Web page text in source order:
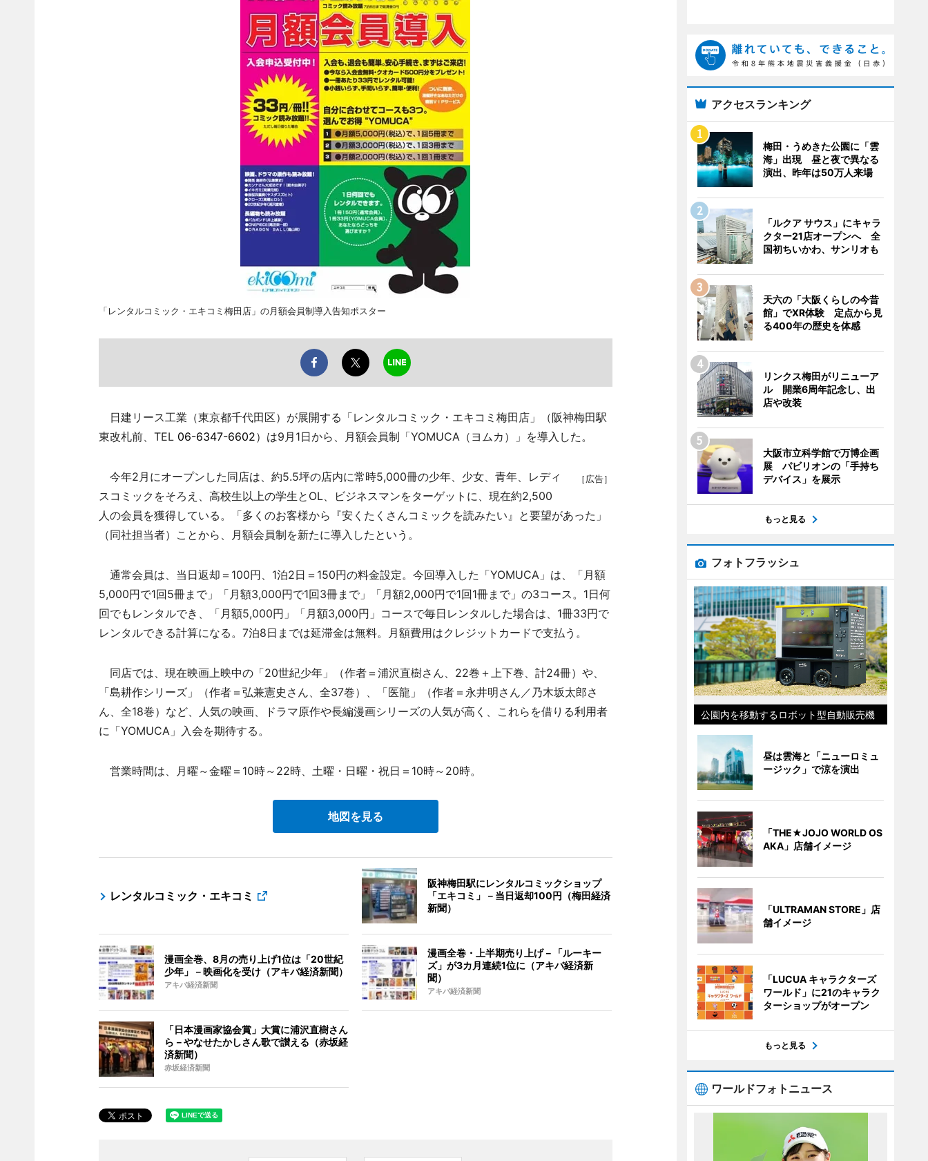
「レンタルコミック・エキコミ梅田店」の月額会員制導入告知ポスター
日建リース工業（東京都千代田区）が展開する「レンタルコミック・エキコミ梅田店」（阪神梅田駅
東改札前、TEL 06-6347-6602）は9月1日から、月額会員制「YOMUCA（ヨムカ）」を導入した。
［広告］
今年2月にオープンした同店は、約5.5坪の店内に常時5,000冊の少年、少女、青年、レディ
スコミックをそろえ、高校生以上の学生とOL、ビジネスマンをターゲットに、現在約2,500
人の会員を獲得している。「多くのお客様から『安くたくさんコミックを読みたい』と要望があった」
（同社担当者）ことから、月額会員制を新たに導入したという。
通常会員は、当日返却＝100円、1泊2日＝150円の料金設定。今回導入した「YOMUCA」は、「月額
5,000円で1回5冊まで」「月額3,000円で1回3冊まで」「月額2,000円で1回1冊まで」の3コース。1日何
回でもレンタルでき、「月額5,000円」「月額3,000円」コースで毎日レンタルした場合は、1冊33円で
レンタルできる計算になる。7泊8日までは延滞金は無料。月額費用はクレジットカードで支払う。
同店では、現在映画上映中の「20世紀少年」（作者＝浦沢直樹さん、22巻＋上下巻、計24冊）や、
「島耕作シリーズ」（作者＝弘兼憲史さん、全37巻）、「医龍」（作者＝永井明さん／乃木坂太郎さ
ん、全18巻）など、人気の映画、ドラマ原作や長編漫画シリーズの人気が高く、これらを借りる利用者
に「YOMUCA」入会を期待する。
営業時間は、月曜～金曜＝10時～22時、土曜・日曜・祝日＝10時～20時。
地図を見る
レンタルコミック・エキコミ
阪神梅田駅にレンタルコミックショップ
「エキコミ」－当日返却100円（梅田経済
新聞）
漫画全巻、8月の売り上げ1位は「20世紀
少年」－映画化を受け（アキバ経済新聞）
アキバ経済新聞
漫画全巻・上半期売り上げ－「ルーキー
ズ」が3カ月連続1位に（アキバ経済新
聞）
アキバ経済新聞
「日本漫画家協会賞」大賞に浦沢直樹さん
ら－やなせたかしさん歌で讃える（赤坂経
済新聞）
赤坂経済新聞
アクセスランキング
梅田・うめきた公園に「雲
海」出現 昼と夜で異なる
演出、昨年は50万人来場
「ルクア サウス」にキャラ
クター21店オープンへ 全
国初ちいかわ、サンリオも
天六の「大阪くらしの今昔
館」でXR体験 定点から見
る400年の歴史を体感
リンクス梅田がリニューア
ル 開業6周年記念し、出
店や改装
大阪市立科学館で万博企画
展 パビリオンの「手持ち
デバイス」を展示
もっと見る
フォトフラッシュ
公園内を移動するロボット型自動販売機
昼は雲海と「ニューロミュ
ージック」で涼を演出
「THE★JOJO WORLD OS
AKA」店舗イメージ
「ULTRAMAN STORE」店
舗イメージ
「LUCUA キャラクターズ
ワールド」に21のキャラク
ターショップがオープン
もっと見る
ワールドフォトニュース